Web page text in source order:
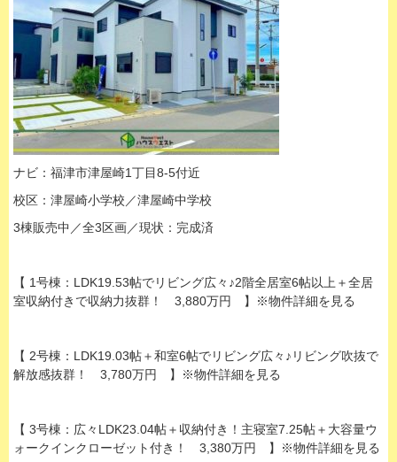
ナビ：福津市津屋崎1丁目8-5付近
校区：津屋崎小学校／津屋崎中学校
3棟販売中／全3区画／現状：完成済
【 1号棟：LDK19.53帖でリビング広々♪2階全居室6帖以上＋全居
室収納付きで収納力抜群！ 3,880万円 】※物件詳細を見る
【 2号棟：LDK19.03帖＋和室6帖でリビング広々♪リビング吹抜で
解放感抜群！ 3,780万円 】※物件詳細を見る
【 3号棟：広々LDK23.04帖＋収納付き！主寝室7.25帖＋大容量ウ
ォークインクローゼット付き！ 3,380万円 】※物件詳細を見る